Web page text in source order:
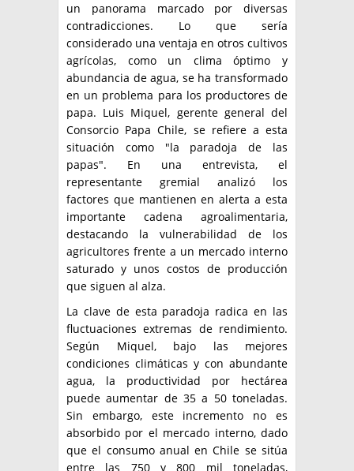
un panorama marcado por diversas
contradicciones. Lo que sería
considerado una ventaja en otros cultivos
agrícolas, como un clima óptimo y
abundancia de agua, se ha transformado
en un problema para los productores de
papa. Luis Miquel, gerente general del
Consorcio Papa Chile, se refiere a esta
situación como "la paradoja de las
papas". En una entrevista, el
representante gremial analizó los
factores que mantienen en alerta a esta
importante cadena agroalimentaria,
destacando la vulnerabilidad de los
agricultores frente a un mercado interno
saturado y unos costos de producción
que siguen al alza.
La clave de esta paradoja radica en las
fluctuaciones extremas de rendimiento.
Según Miquel, bajo las mejores
condiciones climáticas y con abundante
agua, la productividad por hectárea
puede aumentar de 35 a 50 toneladas.
Sin embargo, este incremento no es
absorbido por el mercado interno, dado
que el consumo anual en Chile se sitúa
entre las 750 y 800 mil toneladas,